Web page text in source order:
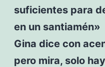
suficientes para
en un santiamén»
Gina dice con
pero mira, solo